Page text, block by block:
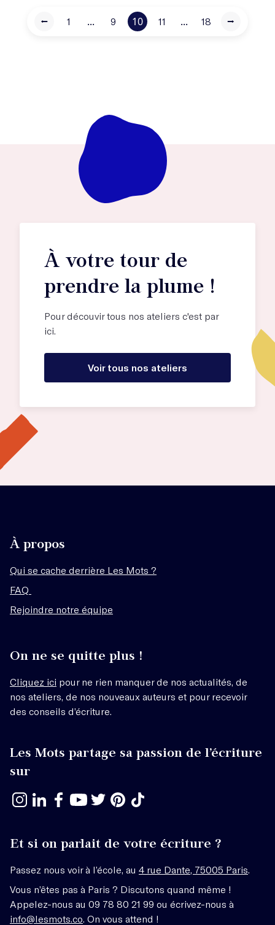
⭠ 1 ... 9 10 11 ... 18 ⭢
À votre tour de
prendre la plume !
Pour découvir tous nos ateliers c'est par
ici.
Voir tous nos ateliers
À propos
Qui se cache derrière Les Mots ?
FAQ
Rejoindre notre équipe
On ne se quitte plus !
Cliquez ici pour ne rien manquer de nos actualités, de
nos ateliers, de nos nouveaux auteurs et pour recevoir
des conseils d’écriture.
Les Mots partage sa passion de l’écriture
sur
Et si on parlait de votre écriture ?
Passez nous voir à l’école, au 4 rue Dante, 75005 Paris
Vous n’êtes pas à Paris ? Discutons quand même !
Appelez-nous au 09 78 80 21 99 ou écrivez-nous à
info@lesmots.co . On vous attend !